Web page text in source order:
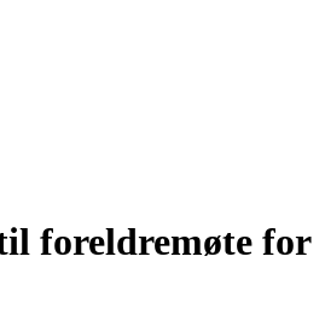
foreldremøte for